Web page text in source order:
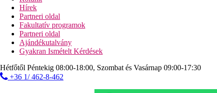
Strand
Napágyak a strandon térítés ellenében
Napernyők a strandon térítés ellenében
Képgaléria
Hírek
Partneri oldal
Fakultatív programok
Partneri oldal
Ajándékutalvány
Gyakran Ismételt Kérdések
Hétfőtől Péntekig 08:00-18:00, Szombat és Vasárnap 09:00-17:30
+36 1/ 462-8-462